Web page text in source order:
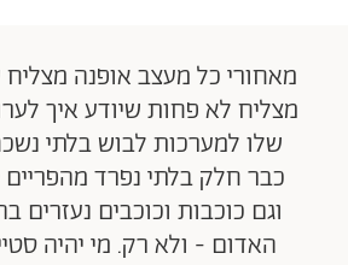
מאחורי כל מעצב אופנה מצליח
מצליח לא פחות שיודע איך
שלו למערכות לבוש בלתי
כבר חלק בלתי נפרד מהפריים
וגם כוכבות וכוכבים
האדום - ולא רק. מי יהיה